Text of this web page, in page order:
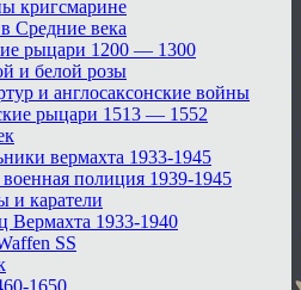
кригсмарине
Средние века
рыцари 1200 — 1300
и белой розы
и англосаксонские войны
рыцари 1513 — 1552
вермахта 1933-1945
полиция 1939-1945
и каратели
Вермахта 1933-1940
SS
1650